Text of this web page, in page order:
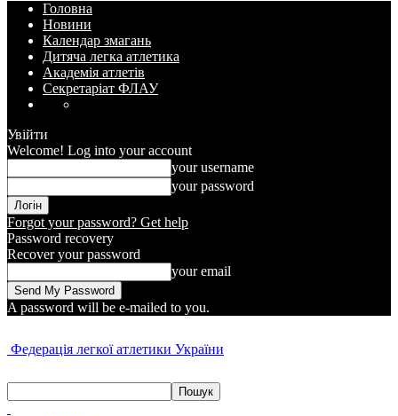
Головна
Новини
Календар змагань
Дитяча легка атлетика
Академія атлетів
Секретаріат ФЛАУ
Увійти
Welcome! Log into your account
your username
your password
Forgot your password? Get help
Password recovery
Recover your password
your email
A password will be e-mailed to you.
Федерація легкої атлетики України